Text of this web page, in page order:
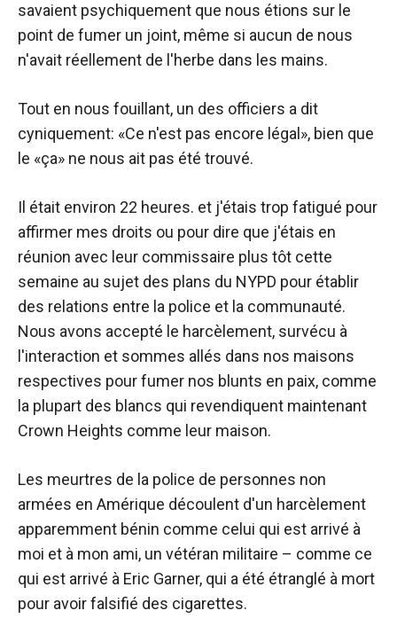
savaient psychiquement que nous étions sur le
point de fumer un joint, même si aucun de nous
n'avait réellement de l'herbe dans les mains.
Tout en nous fouillant, un des officiers a dit
cyniquement: «Ce n'est pas encore légal», bien que
le «ça» ne nous ait pas été trouvé.
Il était environ 22 heures. et j'étais trop fatigué pour
affirmer mes droits ou pour dire que j'étais en
réunion avec leur commissaire plus tôt cette
semaine au sujet des plans du NYPD pour établir
des relations entre la police et la communauté.
Nous avons accepté le harcèlement, survécu à
l'interaction et sommes allés dans nos maisons
respectives pour fumer nos blunts en paix, comme
la plupart des blancs qui revendiquent maintenant
Crown Heights comme leur maison.
Les meurtres de la police de personnes non
armées en Amérique découlent d'un harcèlement
apparemment bénin comme celui qui est arrivé à
moi et à mon ami, un vétéran militaire – comme ce
qui est arrivé à Eric Garner, qui a été étranglé à mort
pour avoir falsifié des cigarettes.